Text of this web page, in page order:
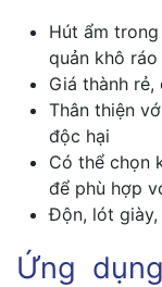
Hút ẩm
quản khô ráo
Giá thành rẻ,
Thân thiện
độc hại
Có thể chọn
để phù hợp
Độn, lót giày,
Ứng